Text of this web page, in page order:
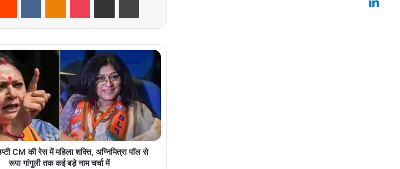
CM की रेस में महिला शक्ति, अग्निमित्रा पॉल से
रूपा गांगुली तक कई बड़े नाम चर्चा में